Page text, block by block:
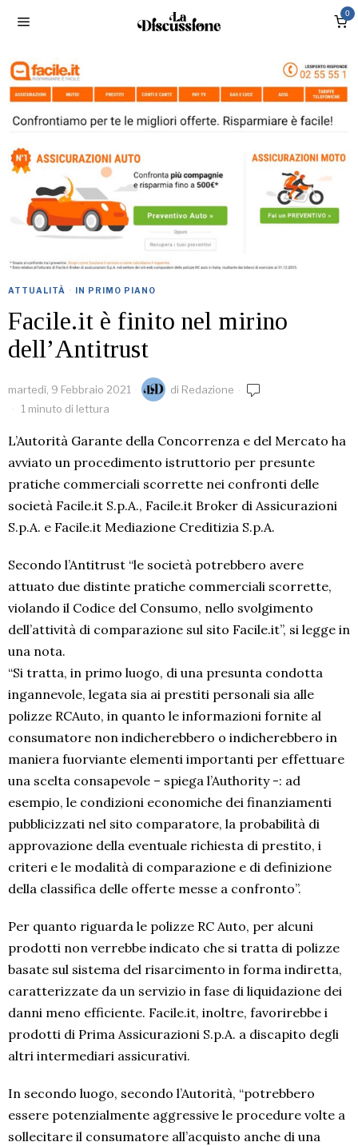
0
ATTUALITÀ · IN PRIMO PIANO
Facile.it è finito nel mirino
dell’Antitrust
martedì, 9 Febbraio 2021 di Redazione
1 minuto di lettura
L’Autorità Garante della Concorrenza e del Mercato ha
avviato un procedimento istruttorio per presunte
pratiche commerciali scorrette nei confronti delle
società Facile.it S.p.A., Facile.it Broker di Assicurazioni
S.p.A. e Facile.it Mediazione Creditizia S.p.A.
Secondo l’Antitrust “le società potrebbero avere
attuato due distinte pratiche commerciali scorrette,
violando il Codice del Consumo, nello svolgimento
dell’attività di comparazione sul sito Facile.it”, si legge in
una nota.
“Si tratta, in primo luogo, di una presunta condotta
ingannevole, legata sia ai prestiti personali sia alle
polizze RCAuto, in quanto le informazioni fornite al
consumatore non indicherebbero o indicherebbero in
maniera fuorviante elementi importanti per effettuare
una scelta consapevole – spiega l’Authority -: ad
esempio, le condizioni economiche dei finanziamenti
pubblicizzati nel sito comparatore, la probabilità di
approvazione della eventuale richiesta di prestito, i
criteri e le modalità di comparazione e di definizione
della classifica delle offerte messe a confronto”.
Per quanto riguarda le polizze RC Auto, per alcuni
prodotti non verrebbe indicato che si tratta di polizze
basate sul sistema del risarcimento in forma indiretta,
caratterizzate da un servizio in fase di liquidazione dei
danni meno efficiente. Facile.it, inoltre, favorirebbe i
prodotti di Prima Assicurazioni S.p.A. a discapito degli
altri intermediari assicurativi.
In secondo luogo, secondo l’Autorità, “potrebbero
essere potenzialmente aggressive le procedure volte a
sollecitare il consumatore all’acquisto anche di una